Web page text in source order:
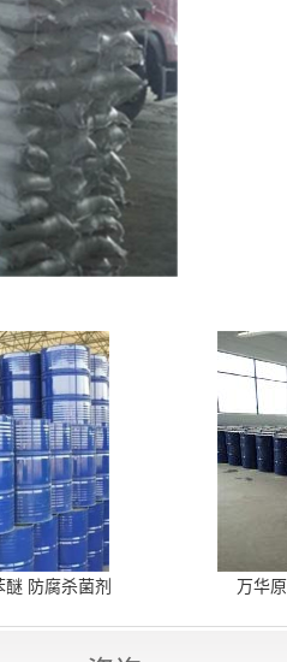
防腐杀菌剂 万华